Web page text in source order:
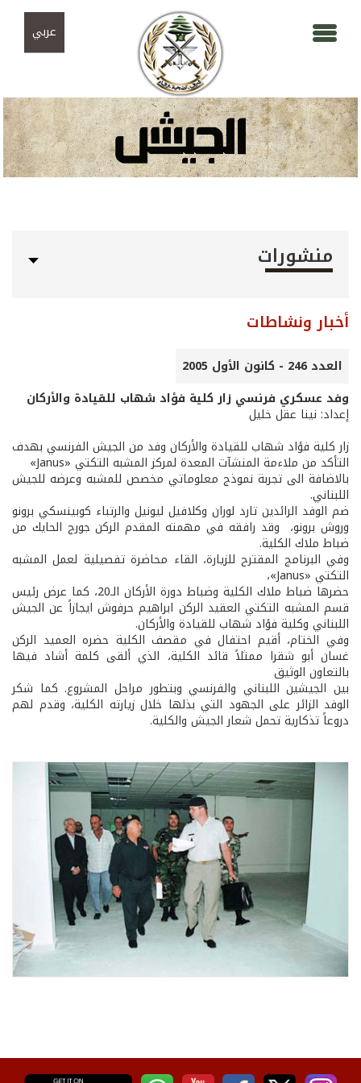
عربي
منشورات
أخبار ونشاطات
العدد 246 - كانون الأول 2005
وفد عسكري فرنسي زار كلية فؤاد شهاب للقيادة والأركان
إعداد: نينا عقل خليل
زار كلية فؤاد شهاب للقيادة والأركان وفد من الجيش الفرنسي بهدف
التأكد من ملاءمة المنشآت المعدة لمركز المشبه التكتي «Janus»
بالاضافة الى تجربة نموذج معلوماتي مخصص للمشبه وعرضه للجيش
اللبناني.
ضم الوفد الرائدين تارد لوران وكلافيل ليونيل والرتباء كوبينسكي برونو
وروش برونو، وقد رافقه في مهمته المقدم الركن جورج الحايك من
ضباط ملاك الكلية.
وفي البرنامج المقترح للزيارة، القاء محاضرة تفصيلية لعمل المشبه
التكتي «Janus»،
حضرها ضباط ملاك الكلية وضباط دورة الأركان الـ20، كما عرض رئيس
قسم المشبه التكتي العقيد الركن ابراهيم حرفوش ايجازاً عن الجيش
اللبناني وكلية فؤاد شهاب للقيادة والأركان.
وفي الختام، أقيم احتفال في مقصف الكلية حضره العميد الركن
غسان أبو شقرا ممثلاً قائد الكلية، الذي ألقى كلمة أشاد فيها
بالتعاون الوثيق
بين الجيشين اللبناني والفرنسي وبتطور مراحل المشروع. كما شكر
الوفد الزائر على الجهود التي بذلها خلال زيارته الكلية، وقدم لهم
دروعاً تذكارية تحمل شعار الجيش والكلية.